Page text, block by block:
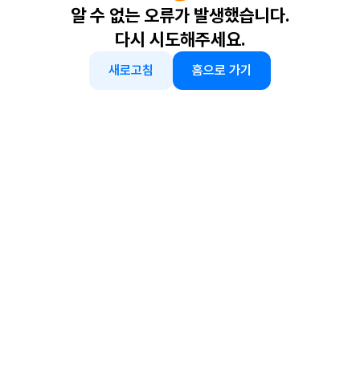
알 수 없는 오류가 발생했습니다.
다시 시도해주세요.
새로고침 홈으로 가기